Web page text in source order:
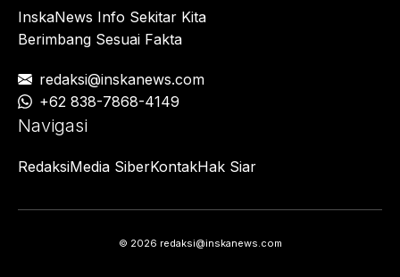
InskaNews Info Sekitar Kita
Berimbang Sesuai Fakta
redaksi@inskanews.com
+62 838-7868-4149
Navigasi
RedaksiMedia SiberKontakHak Siar
© 2026 redaksi@inskanews.com